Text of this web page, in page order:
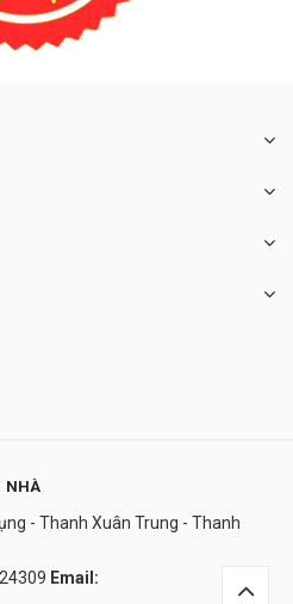
NHÀ
- Thanh Xuân Trung - Thanh
Email:
của Mỹ